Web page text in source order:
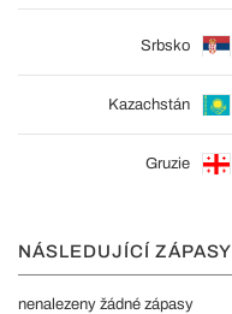
Srbsko
Kazachstán
Gruzie
NÁSLEDUJÍCÍ ZÁPASY
nenalezeny žádné zápasy